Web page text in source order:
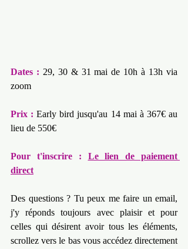
Dates : 29, 30 & 31 mai de 10h à 13h via
zoom
Prix : Early bird jusqu'au 14 mai à 367€ au
lieu de 550€
Pour t'inscrire : Le lien de paiement
direct
Des questions ? Tu peux me faire un email,
j'y réponds toujours avec plaisir et pour
celles qui désirent avoir tous les éléments,
scrollez vers le bas vous accédez directement